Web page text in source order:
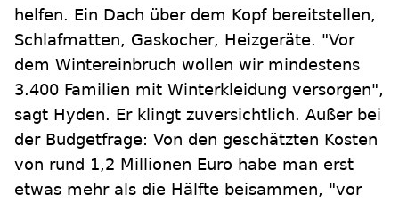
helfen. Ein Dach über dem Kopf bereitstellen,
Schlafmatten, Gaskocher, Heizgeräte. "Vor
dem Wintereinbruch wollen wir mindestens
3.400 Familien mit Winterkleidung versorgen",
sagt Hyden. Er klingt zuversichtlich. Außer bei
der Budgetfrage: Von den geschätzten Kosten
von rund 1,2 Millionen Euro habe man erst
etwas mehr als die Hälfte beisammen, "vor